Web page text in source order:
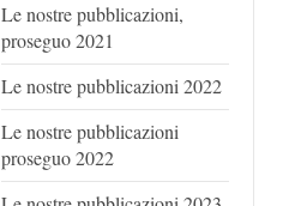
Le nostre pubblicazioni,
proseguo 2021
Le nostre pubblicazioni 2022
Le nostre pubblicazioni
proseguo 2022